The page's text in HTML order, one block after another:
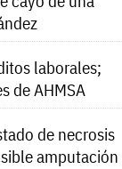
laborales;
de AHMSA
de necrosis
amputación